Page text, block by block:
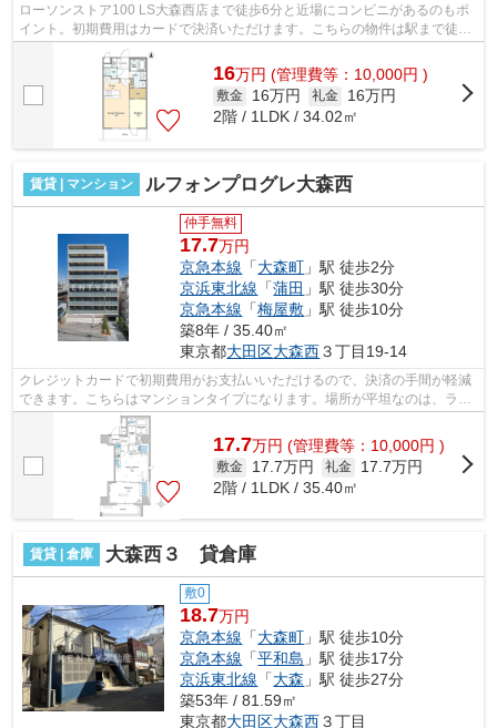
ローソンストア100 LS大森西店まで徒歩6分と近場にコンビニがあるのもポ
イント。初期費用はカードで決済いただけます。こちらの物件は駅まで徒歩
で13分で到着します。楽に駅へ行きたい...
16万円 (管理費等：10,000円 )
敷金 16万円 礼金
16万円
2階 / 1LDK / 34.02㎡
賃貸 | マンション ルフォンプログレ大森西
仲手無料
17.7万円
京急本線 「大森町 」駅 徒歩2分
京浜東北線 「蒲田 」駅 徒歩30分
京急本線 「梅屋敷 」駅 徒歩10分
築8年 / 35.40㎡
東京都大田区大森西３丁目19-14
クレジットカードで初期費用がお支払いいただけるので、決済の手間が軽減
できます。こちらはマンションタイプになります。場所が平坦なのは、ラン
ニングをする上で抑えたいポイントで...
17.7万円 (管理費等：10,000円 )
敷金 17.7万円 礼金
17.7万円
2階 / 1LDK / 35.40㎡
賃貸 | 倉庫 大森西３ 貸倉庫
敷0
18.7万円
京急本線 「大森町 」駅 徒歩10分
京急本線 「平和島 」駅 徒歩17分
京浜東北線 「大森 」駅 徒歩27分
築53年 / 81.59㎡
東京都大田区大森西３丁目